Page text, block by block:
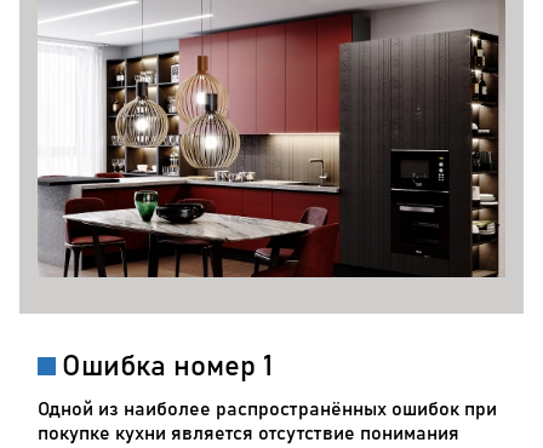
Ошибка номер 1
Одной из наиболее распространённых ошибок при
покупке кухни является отсутствие понимания